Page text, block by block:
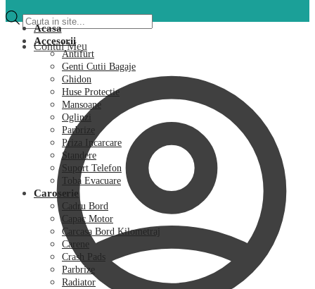
Products
search
Contul Meu
Acasa
Accesorii
Antifurt
Genti Cutii Bagaje
Ghidon
Huse Protectie
Mansoane
Oglinzi
Parbrize
Priza Incarcare
Standere
Suport Telefon
Toba Evacuare
Caroserie
Cadru Bord
Capac Motor
Carcasa Bord Kilometraj
Carene
Crash Pads
Parbrize
Radiator